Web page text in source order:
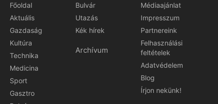
Főoldal
Aktuális
Gazdaság
Kultúra
Technika
Medicina
Sport
Gasztro
Bulvár
Utazás
Kék hírek
Archívum
Médiaajánlat
Impresszum
Partnereink
Felhasználási
feltételek
Adatvédelem
Blog
Írjon nekünk!